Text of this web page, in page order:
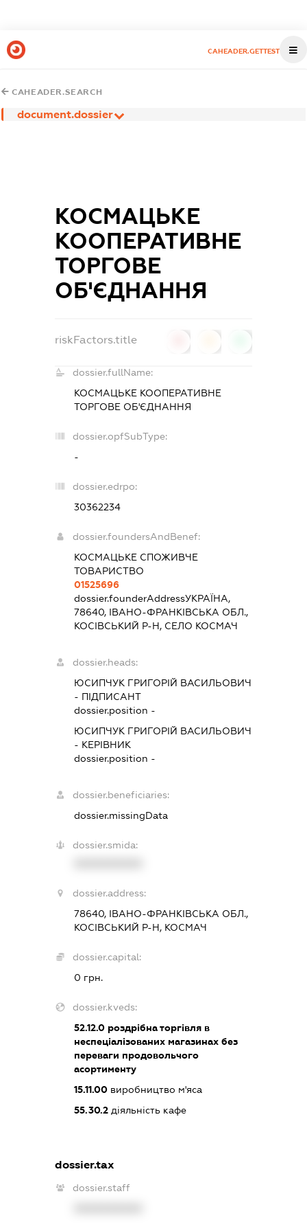
CAHEADER.GETTEST
CAHEADER.SEARCH
document.dossier
КОСМАЦЬКЕ
КООПЕРАТИВНЕ
ТОРГОВЕ
ОБ'ЄДНАННЯ
riskFactors.title
dossier.fullName:
КОСМАЦЬКЕ КООПЕРАТИВНЕ
ТОРГОВЕ ОБ'ЄДНАННЯ
dossier.opfSubType:
-
dossier.edrpo:
30362234
dossier.foundersAndBenef:
КОСМАЦЬКЕ СПОЖИВЧЕ
ТОВАРИСТВО
01525696
dossier.founderAddressУКРАЇНА,
78640, ІВАНО-ФРАНКІВСЬКА ОБЛ.,
КОСІВСЬКИЙ Р-Н, СЕЛО КОСМАЧ
dossier.heads:
ЮСИПЧУК ГРИГОРІЙ ВАСИЛЬОВИЧ
- ПІДПИСАНТ
dossier.position -
ЮСИПЧУК ГРИГОРІЙ ВАСИЛЬОВИЧ
- КЕРІВНИК
dossier.position -
dossier.beneficiaries:
dossier.missingData
dossier.smida:
dossier.address:
78640, ІВАНО-ФРАНКІВСЬКА ОБЛ.,
КОСІВСЬКИЙ Р-Н, КОСМАЧ
dossier.capital:
0 грн.
dossier.kveds:
52.12.0роздрібна торгівля в
неспеціалізованих магазинах без
переваги продовольчого
асортименту
15.11.00виробництво м'яса
55.30.2діяльність кафе
dossier.tax
dossier.staff